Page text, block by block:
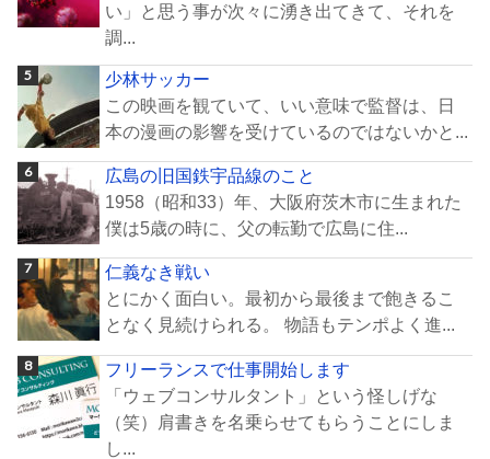
い」と思う事が次々に湧き出てきて、それを
調...
少林サッカー
この映画を観ていて、いい意味で監督は、日
本の漫画の影響を受けているのではないかと...
広島の旧国鉄宇品線のこと
1958（昭和33）年、大阪府茨木市に生まれた
僕は5歳の時に、父の転勤で広島に住...
仁義なき戦い
とにかく面白い。最初から最後まで飽きるこ
となく見続けられる。 物語もテンポよく進...
フリーランスで仕事開始します
「ウェブコンサルタント」という怪しげな
（笑）肩書きを名乗らせてもらうことにしま
し...